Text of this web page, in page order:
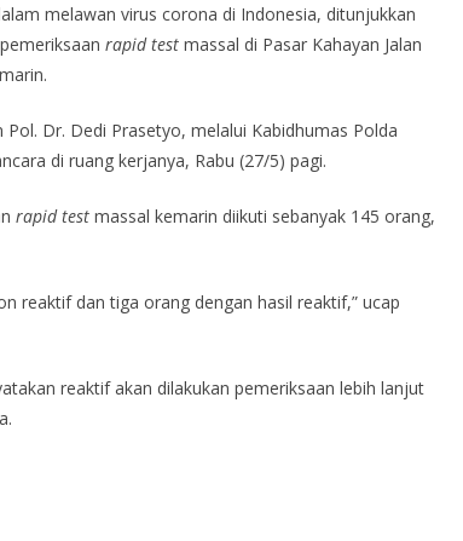
melawan virus corona di Indonesia, ditunjukkan
rapid test massal di Pasar Kahayan Jalan
Dr. Dedi Prasetyo, melalui Kabidhumas Polda
di ruang kerjanya, Rabu (27/5) pagi.
rapid test massal kemarin diikuti sebanyak 145 orang,
reaktif dan tiga orang dengan hasil reaktif,” ucap
reaktif akan dilakukan pemeriksaan lebih lanjut